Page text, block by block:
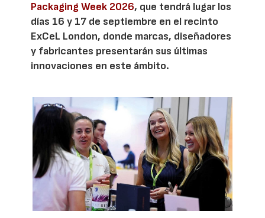
Packaging Week 2026, que tendrá lugar los
días 16 y 17 de septiembre en el recinto
ExCeL London, donde marcas, diseñadores
y fabricantes presentarán sus últimas
innovaciones en este ámbito.